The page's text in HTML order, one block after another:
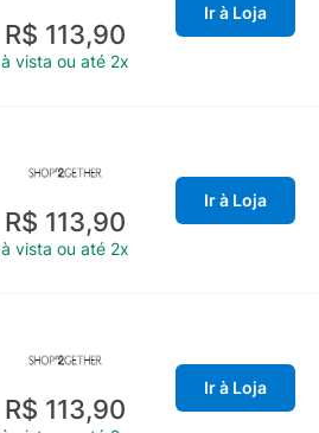
R$ 113,90
à vista ou até 2x
Ir à Loja
R$ 113,90
à vista ou até 2x
Ir à Loja
R$ 113,90
Ir à Loja